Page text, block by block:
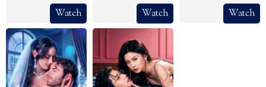
Watch Watch Watch